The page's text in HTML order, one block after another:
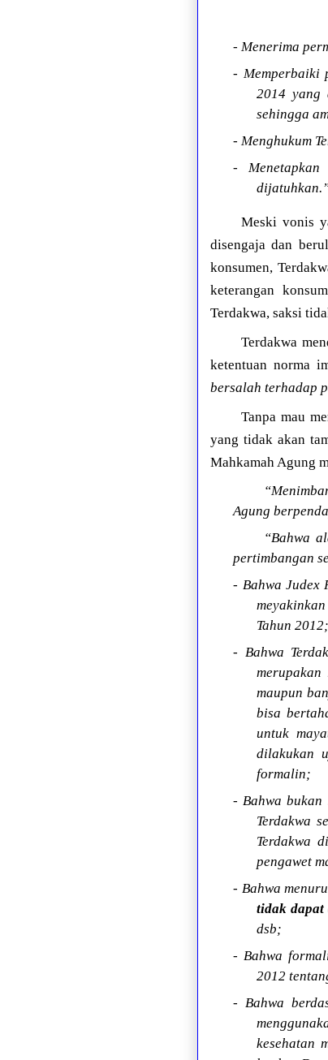
- Menerima
- Memperbaiki
2014 yang
sehingga
- Menghukum
-
Meski vonis
disengaja dan
konsumen,
keterangan
Terdakwa, saksi
Terdakwa
ketentuan norma
bersalah terhadap
Tanpa mau
yang tidak akan
Mahkamah Agung
Agung
“Bahwa
pertimbangan
- Bahwa Judex
Tahun 2012;
- Bahwa
maupun
bisa
untuk
dilakukan
formalin;
- Bahwa bukan
Terdakwa
Terdakwa
pengawet
- Bahwa
tidak dapat
dsb;
- Bahwa
2012
- Bahwa
kesehatan